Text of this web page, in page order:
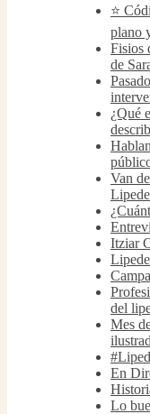
⭐️
plano
Fisios
de
¿Qué
Van
Itziar
del
Mes
En
Lo